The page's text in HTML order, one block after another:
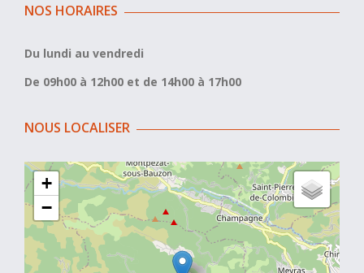
NOS HORAIRES
Du lundi au vendredi
De 09h00 à 12h00 et de 14h00 à 17h00
NOUS LOCALISER
+
−